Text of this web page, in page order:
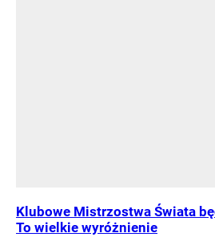
Klubowe Mistrzostwa Świata
To wielkie wyróżnienie